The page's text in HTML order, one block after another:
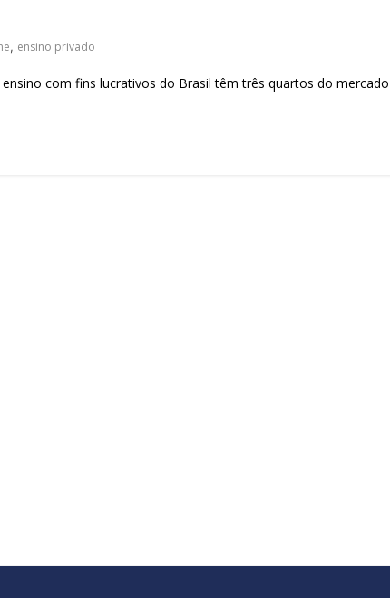
, ensino privado
com fins lucrativos do Brasil têm três quartos do